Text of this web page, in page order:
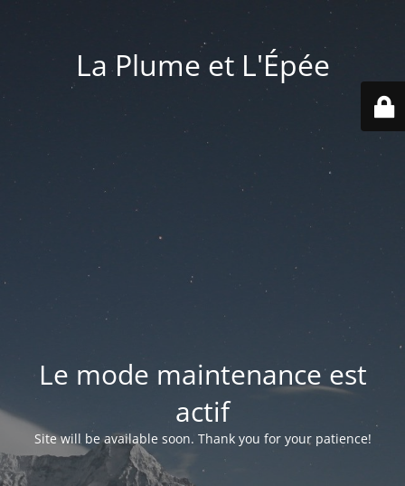
La Plume et L'Épée
Le mode maintenance est
actif
Site will be available soon. Thank you for your patience!